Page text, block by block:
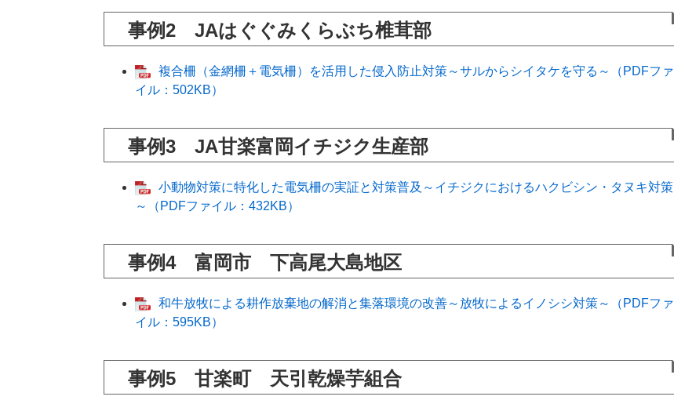
事例2 JAはぐぐみくらぶち椎茸部
複合柵（金網柵＋電気柵）を活用した侵入防止対策～サルからシイタケを守る～（PDFファ
イル：502KB）
事例3 JA甘楽富岡イチジク生産部
小動物対策に特化した電気柵の実証と対策普及～イチジクにおけるハクビシン・タヌキ対策
～（PDFファイル：432KB）
事例4 富岡市 下高尾大島地区
和牛放牧による耕作放棄地の解消と集落環境の改善～放牧によるイノシシ対策～（PDFファ
イル：595KB）
事例5 甘楽町 天引乾燥芋組合